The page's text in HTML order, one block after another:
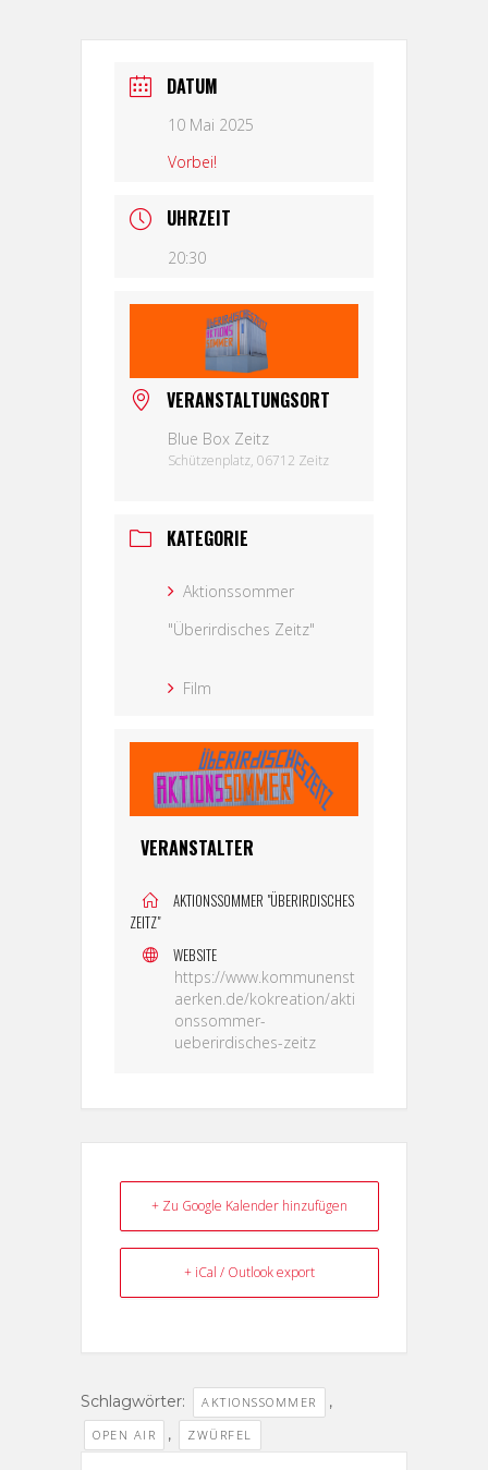
DATUM
10 Mai 2025
Vorbei!
UHRZEIT
20:30
VERANSTALTUNGSORT
Blue Box Zeitz
Schützenplatz, 06712 Zeitz
KATEGORIE
Aktionssommer
"Überirdisches Zeitz"
Film
VERANSTALTER
AKTIONSSOMMER "ÜBERIRDISCHES
ZEITZ"
WEBSITE
https://www.kommunenst
aerken.de/kokreation/akti
onssommer-
ueberirdisches-zeitz
+ Zu Google Kalender hinzufügen
+ iCal / Outlook export
Schlagwörter: AKTIONSSOMMER ,
OPEN AIR , ZWÜRFEL